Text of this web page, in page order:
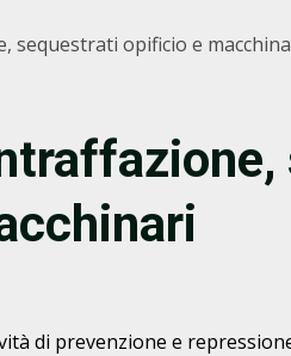
sequestrati opificio e
di prevenzione e